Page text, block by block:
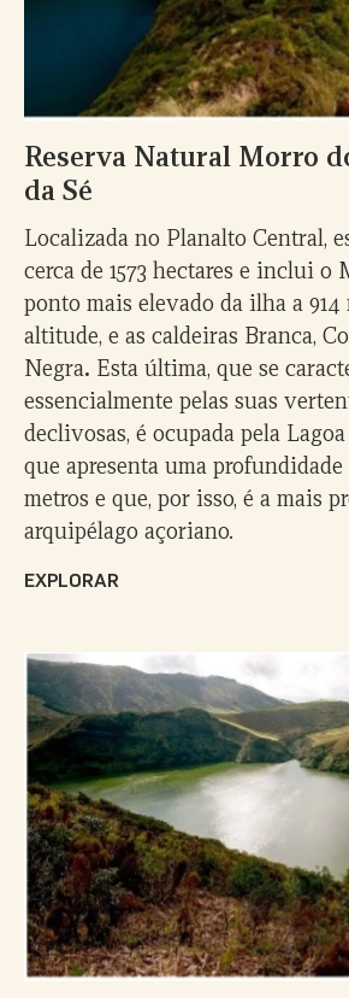
Reserva Natural Morro
da Sé
Localizada no Planalto Central,
cerca de 1573 hectares e inclui o
ponto mais elevado da ilha a 914
altitude, e as caldeiras Branca,
Negra. Esta última, que se
essencialmente pelas suas
declivosas, é ocupada pela
que apresenta uma profundidade
metros e que, por isso, é a mais
arquipélago açoriano.
EXPLORAR